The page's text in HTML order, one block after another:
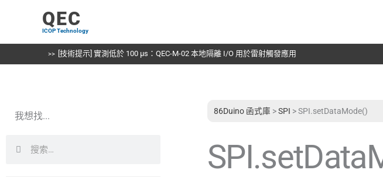
內
QEC
ICOP Technology
[技術提示] 實測低於 100 µs：QEC-M-02 本地隔離 I/O 用於雷射觸發應用
我想找... 86Duino 函式庫 >SPI >SPI.setDataMode()